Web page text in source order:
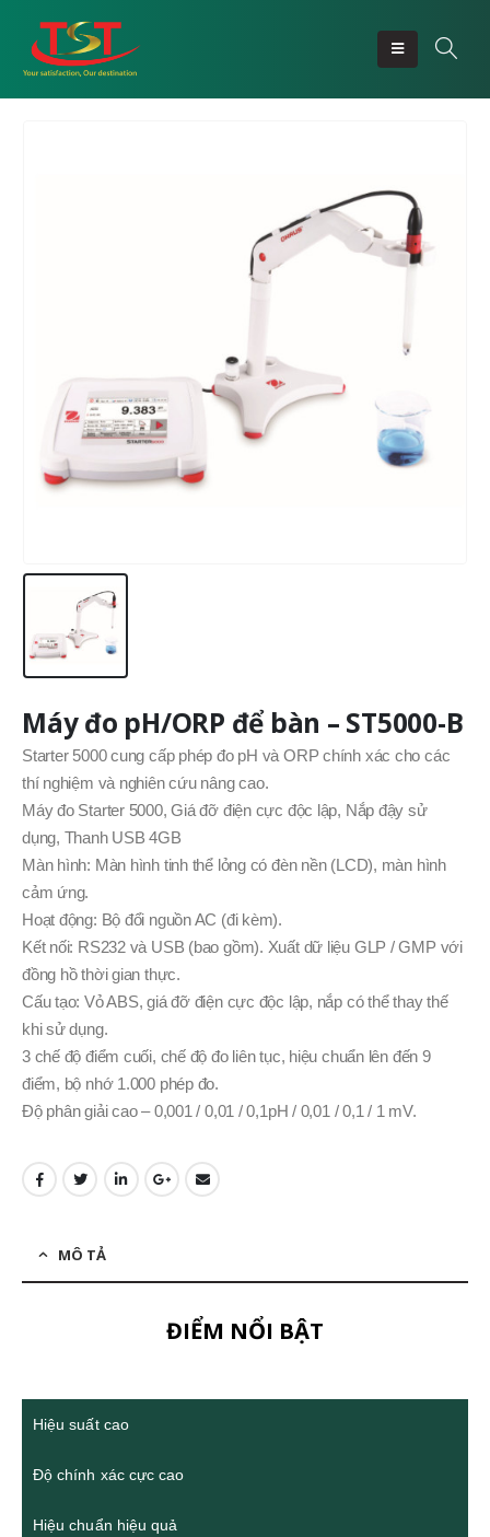
Máy đo pH/ORP để bàn – ST5000-B
Starter 5000 cung cấp phép đo pH và ORP chính xác cho các
thí nghiệm và nghiên cứu nâng cao.
Máy đo Starter 5000, Giá đỡ điện cực độc lập, Nắp đậy sử
dụng, Thanh USB 4GB
Màn hình: Màn hình tinh thể lỏng có đèn nền (LCD), màn hình
cảm ứng.
Hoạt động: Bộ đổi nguồn AC (đi kèm).
Kết nối: RS232 và USB (bao gồm). Xuất dữ liệu GLP / GMP với
đồng hồ thời gian thực.
Cấu tạo: Vỏ ABS, giá đỡ điện cực độc lập, nắp có thể thay thế
khi sử dụng.
3 chế độ điểm cuối, chế độ đo liên tục, hiệu chuẩn lên đến 9
điểm, bộ nhớ 1.000 phép đo.
Độ phân giải cao – 0,001 / 0,01 / 0,1pH / 0,01 / 0,1 / 1 mV.
MÔ TẢ
ĐIỂM NỔI BẬT
Hiệu suất cao
Độ chính xác cực cao
Hiệu chuẩn hiệu quả